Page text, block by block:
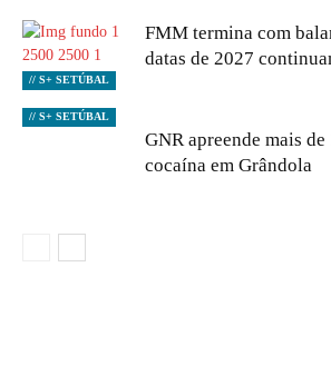
// S+ SETÚBAL
FMM termina com
datas de 2027
// S+ SETÚBAL
GNR apreende mais
cocaína em Grândola